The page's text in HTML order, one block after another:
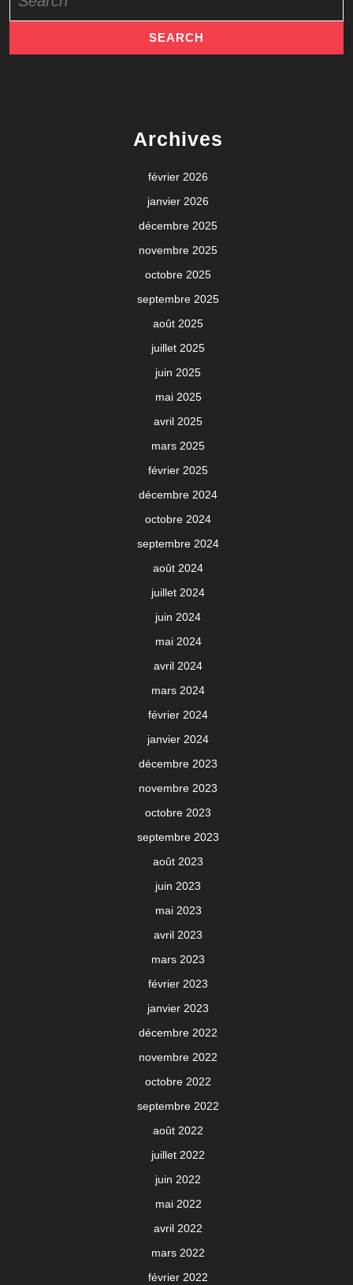
for:
Archives
février 2026
janvier 2026
décembre 2025
novembre 2025
octobre 2025
septembre 2025
août 2025
juillet 2025
juin 2025
mai 2025
avril 2025
mars 2025
février 2025
décembre 2024
octobre 2024
septembre 2024
août 2024
juillet 2024
juin 2024
mai 2024
avril 2024
mars 2024
février 2024
janvier 2024
décembre 2023
novembre 2023
octobre 2023
septembre 2023
août 2023
juin 2023
mai 2023
avril 2023
mars 2023
février 2023
janvier 2023
décembre 2022
novembre 2022
octobre 2022
septembre 2022
août 2022
juillet 2022
juin 2022
mai 2022
avril 2022
mars 2022
février 2022